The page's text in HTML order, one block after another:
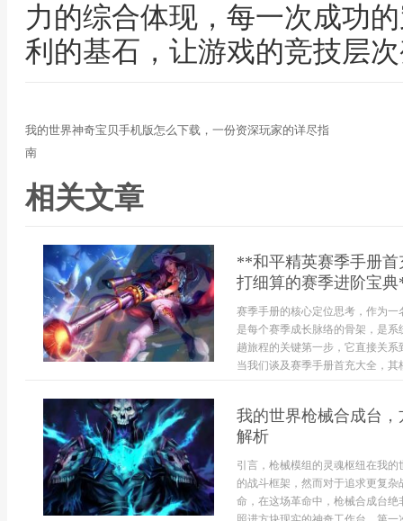
力的综合体现，每一次成功
利的基石，让游戏的竞技层
我的世界神奇宝贝手机版怎么下载，一份资深玩家的详尽指
南
相关文章
**和平精英赛季手册
打细算的赛季进阶宝
赛季手册的核心定位思考，作为
是每个赛季成长脉络的骨架，是
趟旅程的关键第一步，它直接关
当我们谈及赛季手册首充大全，
我的世界枪械合成台
解析
引言，枪械模组的灵魂枢纽在我
的战斗框架，然而对于追求更复
命，在这场革命中，枪械合成台